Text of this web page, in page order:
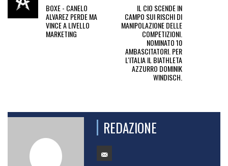
BOXE - CANELO
ALVAREZ PERDE MA
VINCE A LIVELLO
MARKETING
IL CIO SCENDE IN
CAMPO SUI RISCHI DI
MANIPOLAZIONE DELLE
COMPETIZIONI.
NOMINATO 10
AMBASCITATORI. PER
L'ITALIA IL BIATHLETA
AZZURRO DOMINIK
WINDISCH.
REDAZIONE